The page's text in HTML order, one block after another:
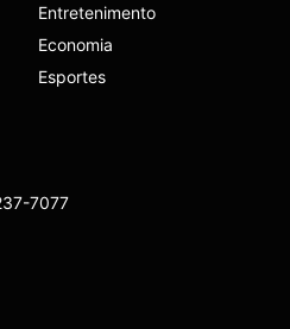
Entretenimento
Economia
Esportes
7077